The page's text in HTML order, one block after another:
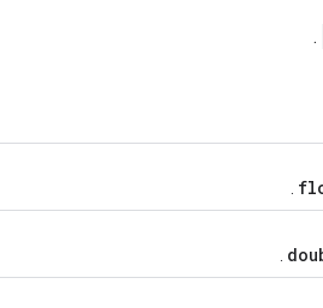
.